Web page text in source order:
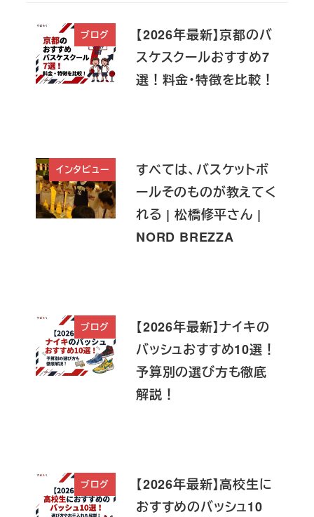
ブログ
【2026年最新】京都のバ
スケスクールおすすめ7
選！料金・特徴を比較！
インタビュー
すべては、バスケットボ
ールそのものが教えてく
れる | 松橋修平さん |
NORD BREZZA
ブログ
【2026年最新】ナイキの
バッシュおすすめ10選！
予算別の選び方も徹底
解説！
ブログ
【2026年最新】高校生に
おすすめのバッシュ10